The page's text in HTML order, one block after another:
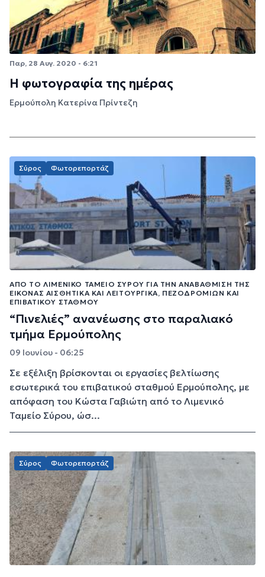
Παρ, 28 Αυγ. 2020 - 6:21
Η φωτογραφία της ημέρας
Ερμούπολη Κατερίνα Πρίντεζη
Σύρος Φωτορεπορτάζ
ΑΠΌ ΤΟ ΛΙΜΕΝΙΚΌ ΤΑΜΕΊΟ ΣΎΡΟΥ ΓΙΑ ΤΗΝ ΑΝΑΒΆΘΜΙΣΗ ΤΗΣ
ΕΙΚΌΝΑΣ ΑΙΣΘΗΤΙΚΆ ΚΑΙ ΛΕΙΤΟΥΡΓΙΚΆ, ΠΕΖΟΔΡΟΜΊΩΝ ΚΑΙ
ΕΠΙΒΑΤΙΚΟΎ ΣΤΑΘΜΟΎ
“Πινελιές” ανανέωσης στο παραλιακό
τμήμα Ερμούπολης
09 Ιουνίου - 06:25
Σε εξέλιξη βρίσκονται οι εργασίες βελτίωσης
εσωτερικά του επιβατικού σταθμού Ερμούπολης, με
απόφαση του Κώστα Γαβιώτη από το Λιμενικό
Ταμείο Σύρου, ώσ...
Σύρος Φωτορεπορτάζ